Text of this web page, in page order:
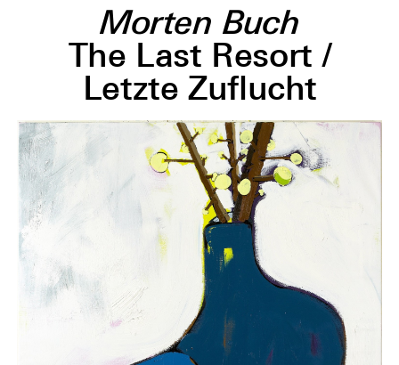
Morten Buch
The Last Resort /
Letzte Zuflucht